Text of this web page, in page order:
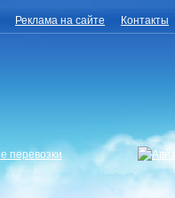
Реклама на сайте Контакты